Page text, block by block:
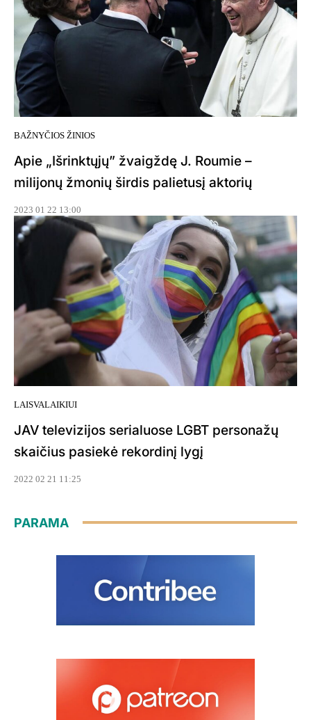
BAŽNYČIOS ŽINIOS
Apie „Išrinktųjų” žvaigždę J. Roumie –
milijonų žmonių širdis palietusį aktorių
2023 01 22 13:00
LAISVALAIKIUI
JAV televizijos serialuose LGBT personažų
skaičius pasiekė rekordinį lygį
2022 02 21 11:25
PARAMA